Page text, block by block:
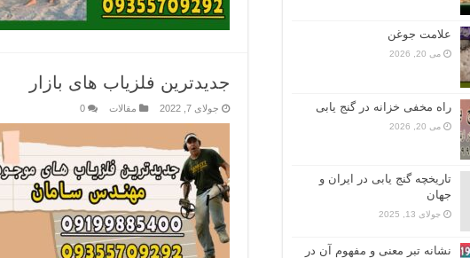
جدیدترین فلزیاب های بازار
جولای 7, 2022 مقالات 0
علامت جوغن
می 20, 2026
راه مخفی خزانه در گنج یابی
می 20, 2026
تاریخچه گنج‌ یابی در ایران و
جهان
جولای 13, 2025
نشانه تبر معنی و مفهوم آن در